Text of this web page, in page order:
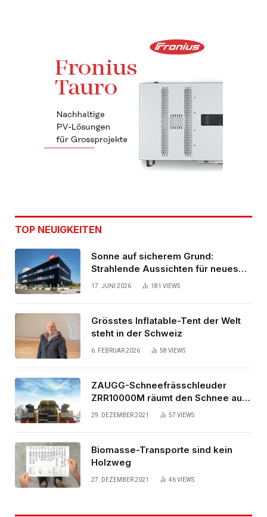
TOP NEUIGKEITEN
Sonne auf sicherem Grund:
Strahlende Aussichten für neues
Bürogebäude
17. JUNI 2026 181 VIEWS
Grösstes Inflatable-Tent der Welt
steht in der Schweiz
6. FEBRUAR 2026 58 VIEWS
ZAUGG-Schneefrässchleuder
ZRR10000M räumt den Schnee auf
schwedischen Gleisen
29. DEZEMBER 2021 57 VIEWS
Biomasse-Transporte sind kein
Holzweg
27. DEZEMBER 2021 46VIEWS